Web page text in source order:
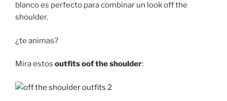
blanco es perfecto para combinar un look off the
shoulder.
¿te animas?
Mira estos outfits oof the shoulder: